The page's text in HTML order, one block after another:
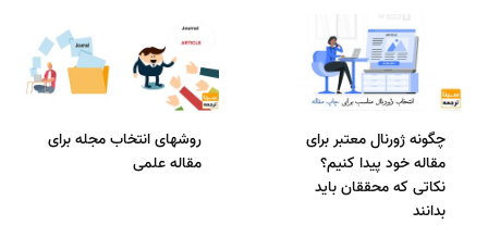
چگونه ژورنال معتبر برای
مقاله خود پیدا کنیم؟
نکاتی که محققان باید
بدانند
روشهای انتخاب مجله برای
مقاله علمی